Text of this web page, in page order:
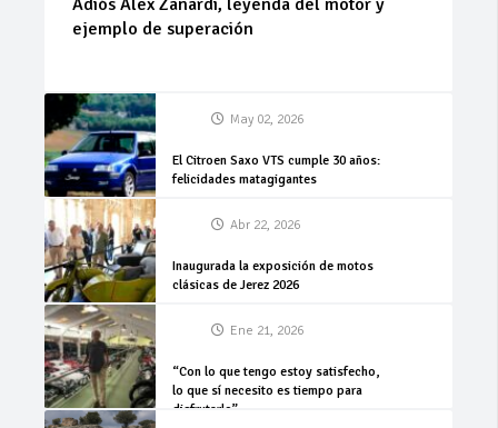
ejemplo de superación
May 02, 2026
El Citroen Saxo VTS cumple 30 años:
felicidades matagigantes
Abr 22, 2026
Inaugurada la exposición de motos
clásicas de Jerez 2026
Ene 21, 2026
“Con lo que tengo estoy satisfecho,
lo que sí necesito es tiempo para
disfrutarlo”